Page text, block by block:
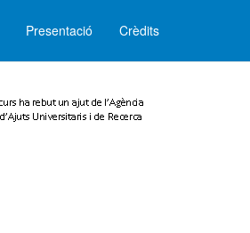
Presentació Crèdits